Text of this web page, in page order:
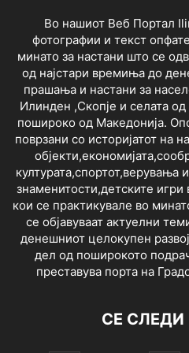
Во нашиот Веб Портал
фотографии и текст
минато за настани што се
од најстари времиња до
прашања и настани за
Илинден ,Скопје и селата
пошироко од Македонија.
поврзани со историјатот на
културата,спортот,верувања
знаменитости,детските
кои се практикувале во
се објавуваат актуелни
денешниот целокупен
дел од поширокото
преставува порта на
СЕ